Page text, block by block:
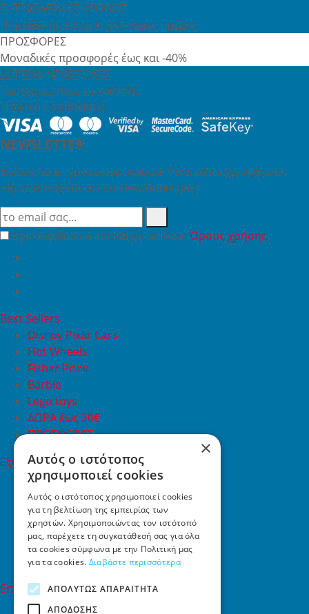
ΕΚΤΙΜΩΜΕΝΟΣ ΧΡΟΝΟΣ
Παράδοσης 3 έως 6 εργάσιμες ημέρες
ΠΡΟΣΦΟΡΕΣ
Μοναδικές προσφορές έως και -40%
ΔΩΡΕΑΝ ΑΠΟΣΤΟΛΕΣ
Για Αγορές Άνω των 49,99€
ΤΡΟΠΟΙ ΠΛΗΡΩΜΗΣ
NEWSLETTER
Θέλεις να μη χάνεις προσφορά; Κάνε την εγγραφή σου
σήμερα στη λίστα του newsletter μας!
Έχω διαβάσει κι αποδέχομαι τουςΌρους χρήσης
Best Sellers
Disney Pixar Cars
Hot Wheels
Fisher Price
Barbie
Lego toys
ΔΩΡΑ έως 20€
ΠΡΟΣΦΟΡΕΣ
Εξυπηρέτηση Πελατών
Εξυπηρέτηση πελατών
Συχνές ερωτήσεις
Όροι χρήσης
Τρόποι Πληρωμής
Επιστροφές
Επικοινωνία
Επικοινωνία
×
Αυτός ο ιστότοπος
χρησιμοποιεί cookies
Αυτός ο ιστότοπος χρησιμοποιεί cookies
για τη βελτίωση της εμπειρίας των
χρηστών. Χρησιμοποιώντας τον ιστότοπό
μας, παρέχετε τη συγκατάθεσή σας για όλα
τα cookies σύμφωνα με την Πολιτική μας
για τα cookies. Διαβάστε περισσότερα
ΑΠΟΛΎΤΩΣ ΑΠΑΡΑΊΤΗΤΑ
ΑΠΌΔΟΣΗΣ